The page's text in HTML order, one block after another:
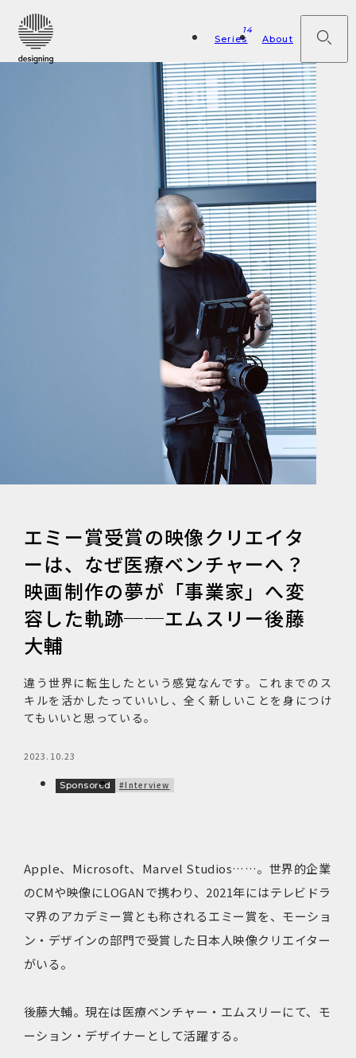
Series
14
About
エミー賞受賞の映像クリエイタ
ーは、なぜ医療ベンチャーへ？
映画制作の夢が「事業家」へ変
容した軌跡──エムスリー後藤
大輔
違う世界に転生したという感覚なんです。これまでのス
キルを活かしたっていいし、全く新しいことを身につけ
てもいいと思っている。
2023.10.23
Sponsored #Interview
Apple、Microsoft、Marvel Studios……。世界的企業
のCMや映像にLOGANで携わり、2021年にはテレビドラ
マ界のアカデミー賞とも称されるエミー賞を、モーショ
ン・デザインの部門で受賞した日本人映像クリエイター
がいる。
後藤大輔。現在は医療ベンチャー・エムスリーにて、モ
ーション・デザイナーとして活躍する。